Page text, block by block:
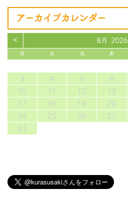
アーカイブカレンダー
< 8月 2026
月 火 水 木
3
4 5 6
10
11 12 13
17
18 19 20
24
25 26 27
31